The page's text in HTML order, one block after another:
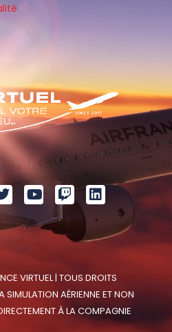
VIRTUEL | TOUS DROITS
SIMULATION AÉRIENNE ET NON
À LA COMPAGNIE